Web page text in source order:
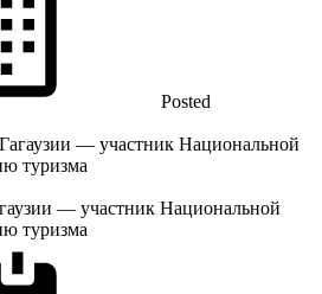
Posted
— участник Национальной
туризма